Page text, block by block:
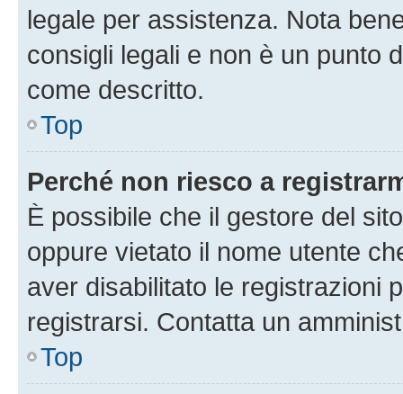
legale per assistenza. Nota
consigli legali e non è un punto
come descritto.
Top
Perché non riesco a
È possibile che il gestore del
oppure vietato il nome utente
aver disabilitato le registrazioni
registrarsi. Contatta un
Top